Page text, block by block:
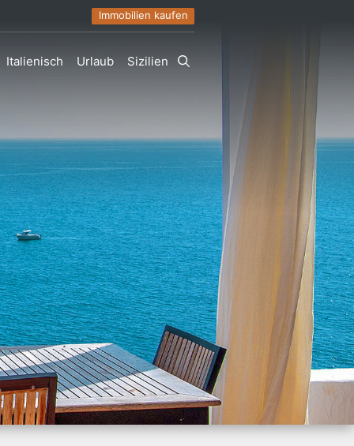
Immobilien kaufen
Italienisch Urlaub Sizilien